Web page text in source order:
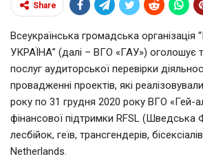
Share
Всеукраїнська громадська
УКРАЇНА” (далі – ВГО «ГАУ») оголошує
послуг аудиторської перевірки
провадженні проектів, які
року по 31 грудня 2020 року ВГО «Гей-
фінансової підтримки RFSL (Шведська
лесбійок, геїв, трансгендерів,
Netherlands.